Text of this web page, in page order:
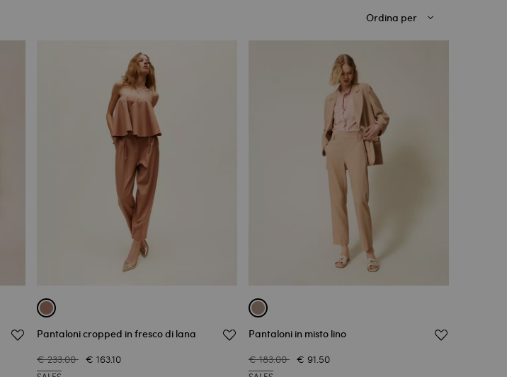
Ordina per
Pantaloni cropped in fresco di lana
€ 233.00 € 163.10
Pantaloni in misto lino
€ 183.00 € 91.50